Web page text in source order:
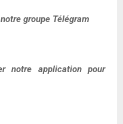
groupe Télégram
notre application pour